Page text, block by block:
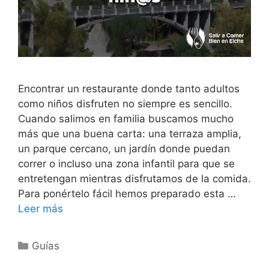
Encontrar un restaurante donde tanto adultos
como niños disfruten no siempre es sencillo.
Cuando salimos en familia buscamos mucho
más que una buena carta: una terraza amplia,
un parque cercano, un jardín donde puedan
correr o incluso una zona infantil para que se
entretengan mientras disfrutamos de la comida.
Para ponértelo fácil hemos preparado esta …
Leer más
Categorías
Guías